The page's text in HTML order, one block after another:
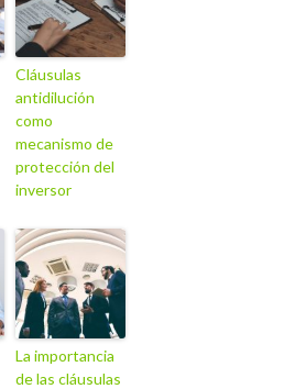
Cláusulas
antidilución
como
mecanismo de
protección del
inversor
La importancia
de las cláusulas